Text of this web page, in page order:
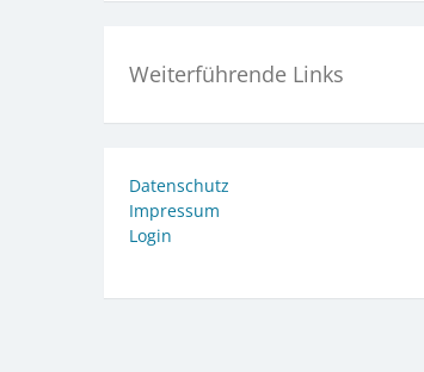
Weiterführende Links
Datenschutz
Impressum
Login